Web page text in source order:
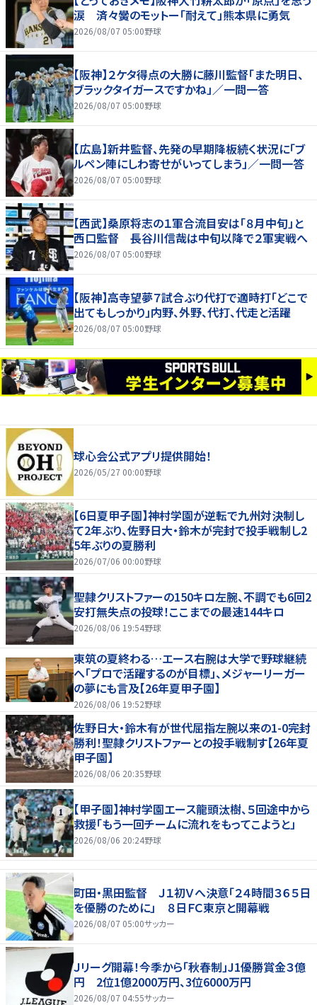
涙 済々黌のモットー「耐えて」熊本県に勇気
2026/08/07 05:00野球
【阪神】２ケタ得点の大勝に藤川監督「また明日、
ブラックタイガースですかね」／一問一答
2026/08/07 05:00野球
【広島】新井監督、先発の早期降板続く状況に「ブ
ルペン陣にしわ寄せがいってしまう」／一問一答
2026/08/07 05:00野球
【西武】桑原将志の１軍合流目安は「８月中旬」と
西口監督 長谷川信哉は中旬以降で２軍実戦へ
2026/08/07 05:00野球
【阪神】高寺望夢７試合ぶり代打で適時打「どこで
出てもしっかり」内野、外野、代打、代走と活躍
2026/08/07 05:00野球
球心会公式アプリ提供開始！
2026/05/27 00:00野球
【6日夏甲子園】神村学園が逆転で九州対決制し
て2年ぶり、佐野日大・鈴木が完封で投手戦制し2
5年ぶりの夏勝利
2026/07/06 00:00野球
聖隷クリストファーの150キロ左腕、不調でも6回2
安打無失点の投球！ここまでの最速144キロ
2026/08/06 19:54野球
東筑の夏終わる…エース右腕は大学で野球継続
へ「プロで活躍するのが目標」、メジャーリーガー
の夢にも言及【26年夏甲子園】
2026/08/06 19:52野球
佐野日大・鈴木有が世代屈指左腕以来の1-0完封
勝利！聖隷クリストファーとの投手戦制す【26年夏
甲子園】
2026/08/06 20:35野球
【甲子園】神村学園エース龍頭汰樹、５回途中から
救援「もう一回チームに流れをもってこようと」
2026/08/06 20:24野球
町田・黒田監督 Ｊ１初Ｖへ決意「２４時間３６５日
を優勝のために」 ８日ＦＣ東京と開幕戦
2026/08/07 05:00サッカー
Ｊリーグ開幕！今季から「秋春制」J1優勝賞金３億
円 2位1億2000万円、3位6000万円
2026/08/07 04:55サッカー